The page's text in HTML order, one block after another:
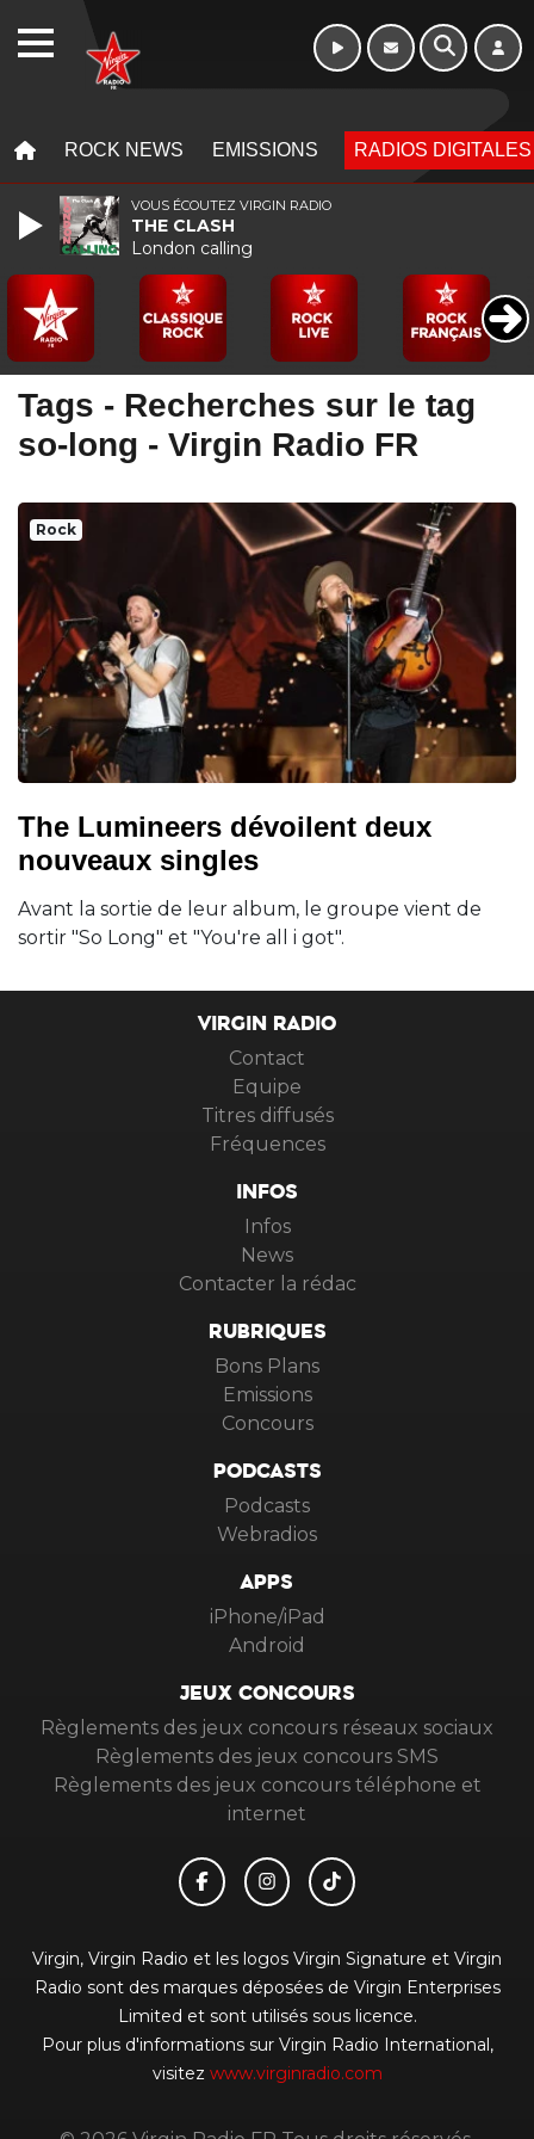
ROCK NEWS EMISSIONS RADIOS DIGITALES
Tags - Recherches sur le tag
so-long - Virgin Radio FR
Rock
The Lumineers dévoilent deux
nouveaux singles
Avant la sortie de leur album, le groupe vient de
sortir "So Long" et "You're all i got".
VIRGIN RADIO
Contact
Equipe
Titres diffusés
Fréquences
INFOS
Infos
News
Contacter la rédac
RUBRIQUES
Bons Plans
Emissions
Concours
PODCASTS
Podcasts
Webradios
APPS
iPhone/iPad
Android
JEUX CONCOURS
Règlements des jeux concours réseaux sociaux
Règlements des jeux concours SMS
Règlements des jeux concours téléphone et
internet
Virgin, Virgin Radio et les logos Virgin Signature et Virgin
Radio sont des marques déposées de Virgin Enterprises
Limited et sont utilisés sous licence.
Pour plus d'informations sur Virgin Radio International,
visitez www.virginradio.com
VOUS ÉCOUTEZ VIRGIN RADIO
THE CLASH
London calling
WEBRADIO Morning - 6h à 10h